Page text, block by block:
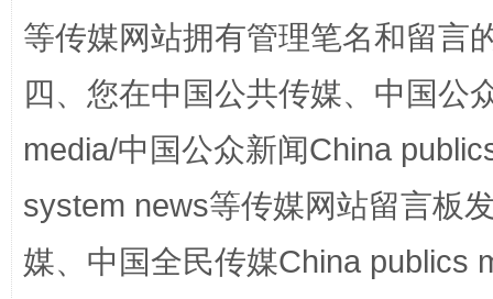
站台名比不上好声名
等传媒网站拥有管理笔名和留言
四、您在中国公共传媒、中国公
media/中国公众新闻China
system news等传媒网站留言板
媒、中国全民传媒China publics